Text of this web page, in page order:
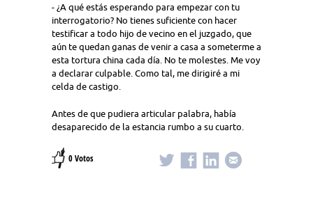
- ¿A qué estás esperando para empezar con tu
interrogatorio? No tienes suficiente con hacer
testificar a todo hijo de vecino en el juzgado, que
aún te quedan ganas de venir a casa a someterme a
esta tortura china cada día. No te molestes. Me voy
a declarar culpable. Como tal, me dirigiré a mi
celda de castigo.
Antes de que pudiera articular palabra, había
desaparecido de la estancia rumbo a su cuarto.
0 Votos